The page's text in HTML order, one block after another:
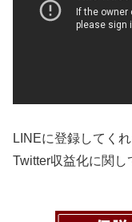
LINEに登録してく
Twitter収益化に関し